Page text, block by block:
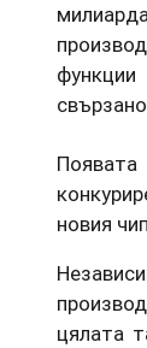
новия
цялата